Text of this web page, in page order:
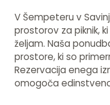
V Šempeteru v
prostorov za piknik,
željam. Naša
prostore, ki so
Rezervacija enega
omogoča